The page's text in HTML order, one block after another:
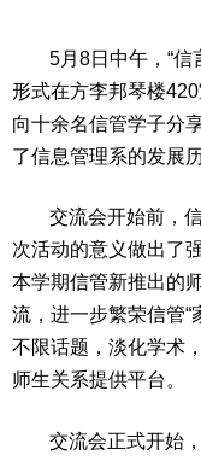
5月8日中午，“信
形式在方李邦琴楼
向十余名信管学子分
了信息管理系的发展
交流会开始前，
次活动的意义做出了
本学期信管新推出的
流，进一步繁荣信管“
不限话题，淡化学术
师生关系提供平台。
交流会正式开始